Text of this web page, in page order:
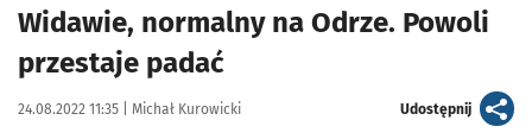
Widawie, normalny na Odrze. Powoli
przestaje padać
Data publikacji:
24.08.2022 11:35 | Autor:
Michał Kurowicki Udostępnijartykuł